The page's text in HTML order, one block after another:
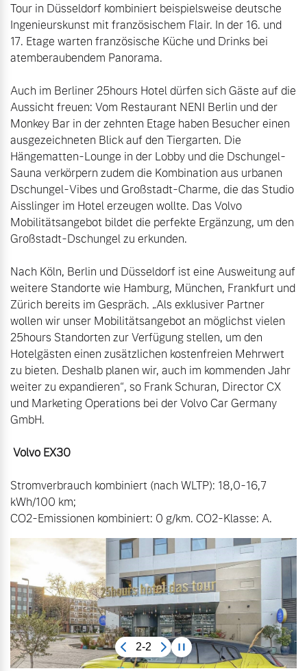
Tour in Düsseldorf kombiniert beispielsweise deutsche
Ingenieurskunst mit französischem Flair. In der 16. und
17. Etage warten französische Küche und Drinks bei
atemberaubendem Panorama.
Auch im Berliner 25hours Hotel dürfen sich Gäste auf die
Aussicht freuen: Vom Restaurant NENI Berlin und der
Monkey Bar in der zehnten Etage haben Besucher einen
ausgezeichneten Blick auf den Tiergarten. Die
Hängematten-Lounge in der Lobby und die Dschungel-
Sauna verkörpern zudem die Kombination aus urbanen
Dschungel-Vibes und Großstadt-Charme, die das Studio
Aisslinger im Hotel erzeugen wollte. Das Volvo
Mobilitätsangebot bildet die perfekte Ergänzung, um den
Großstadt-Dschungel zu erkunden.
Nach Köln, Berlin und Düsseldorf ist eine Ausweitung auf
weitere Standorte wie Hamburg, München, Frankfurt und
Zürich bereits im Gespräch. „Als exklusiver Partner
wollen wir unser Mobilitätsangebot an möglichst vielen
25hours Standorten zur Verfügung stellen, um den
Hotelgästen einen zusätzlichen kostenfreien Mehrwert
zu bieten. Deshalb planen wir, auch im kommenden Jahr
weiter zu expandieren“, so Frank Schuran, Director CX
und Marketing Operations bei der Volvo Car Germany
GmbH.
Volvo EX30
Stromverbrauch kombiniert (nach WLTP): 18,0-16,7
kWh/100 km;
CO2-Emissionen kombiniert: 0 g/km. CO2-Klasse: A.
2-2